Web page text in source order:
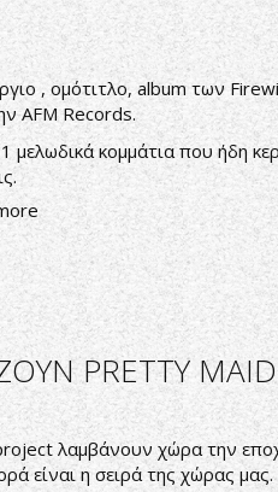
, ομότιτλο, album των
AFM Records.
μελωδικά κομμάτια που ήδη
PRETTY
λαμβάνουν χώρα την
είναι η σειρά της χώρας μας.